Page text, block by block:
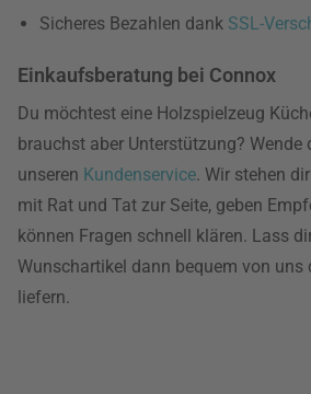
Sicheres Bezahlen dank SSL-
Einkaufsberatung bei Connox
Du möchtest eine Holzspielzeug
brauchst aber Unterstützung? Wende
unseren Kundenservice. Wir stehen
mit Rat und Tat zur Seite, geben
können Fragen schnell klären. Lass
Wunschartikel dann bequem von uns
liefern.